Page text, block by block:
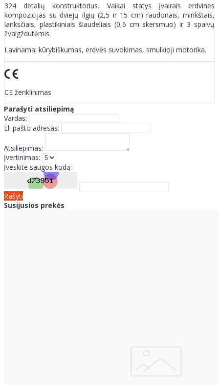
324 detalių konstruktorius. Vaikai statys įvairais erdvines
kompozicijas su dviejų ilgių (2,5 ir 15 cm) raudonais, minkštais,
lanksčiais, plastikiniais šiaudeliais (0,6 cm skersmuo) ir 3 spalvų
žvaigždutėmis.
Lavinama: kūrybiškumas, erdvės suvokimas, smulkioji motorika.
CE ženklinimas
Parašyti atsiliepimą
Vardas:
El. pašto adresas:
Atsiliepimas:
Įvertinimas:
Įveskite saugos kodą:
Rašyti
Susijusios prekės